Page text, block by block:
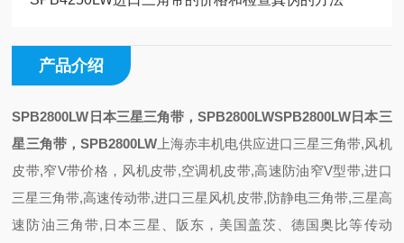
产品介绍
SPB2800LW日本三星三角带，SPB2800LWSPB2800LW日本三
星三角带，SPB2800LW上海赤丰机电供应进口三星三角带,风机
皮带,窄V带价格，风机皮带,空调机皮带,高速防油窄V型带,进口
三星三角带,高速传动带,进口三星风机皮带,防静电三角带,三星高
速防油三角带,日本三星、阪东，美国盖茨、德国奥比等传动